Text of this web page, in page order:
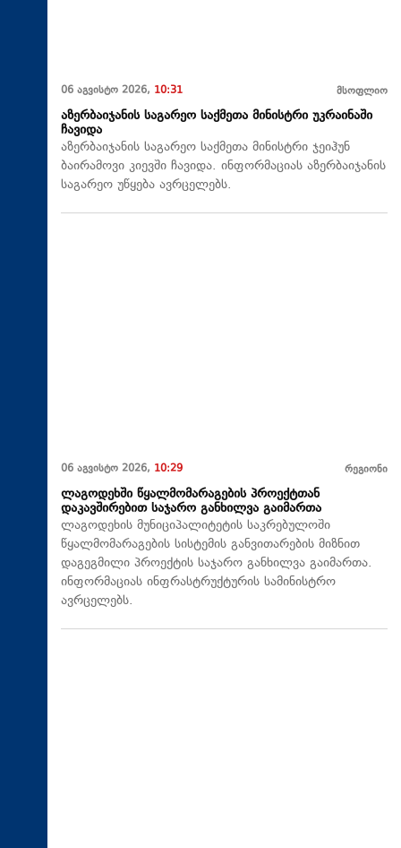
06 აგვისტო 2026, 10:31 მსოფლიო
აზერბაიჯანის საგარეო საქმეთა მინისტრი უკრაინაში
ჩავიდა
აზერბაიჯანის საგარეო საქმეთა მინისტრი ჯეიჰუნ
ბაირამოვი კიევში ჩავიდა. ინფორმაციას აზერბაიჯანის
საგარეო უწყება ავრცელებს.
06 აგვისტო 2026, 10:29 რეგიონი
ლაგოდეხში წყალმომარაგების პროექტთან
დაკავშირებით საჯარო განხილვა გაიმართა
ლაგოდეხის მუნიციპალიტეტის საკრებულოში
წყალმომარაგების სისტემის განვითარების მიზნით
დაგეგმილი პროექტის საჯარო განხილვა გაიმართა.
ინფორმაციას ინფრასტრუქტურის სამინისტრო
ავრცელებს.